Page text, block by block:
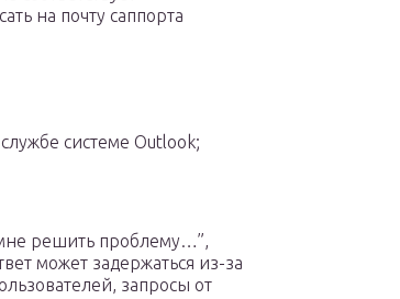
на почту саппорта
системе Outlook;
решить проблему…”,
может задержаться из-за
запросы от